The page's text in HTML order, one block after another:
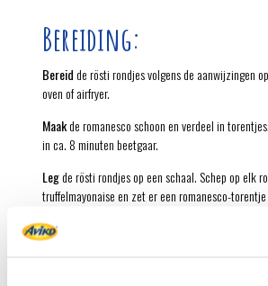
Bereiding:
Bereidde rösti rondjes volgens de aanwijzingen
oven of airfryer.
Maakde romanesco schoon en verdeel in
in ca. 8 minuten beetgaar.
Legde rösti rondjes op een schaal. Schep op elk
truffelmayonaise en zet er een romanesco-
Prachtig, dit groene broertje van de gewone